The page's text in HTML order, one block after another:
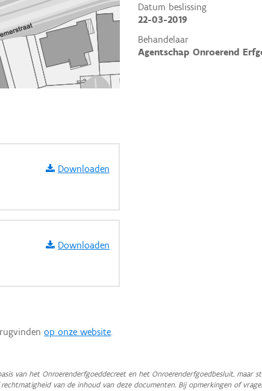
Datum beslissing
22-03-2019
Behandelaar
Agentschap Onroerend
Downloaden
Downloaden
op onze website.
van het Onroerenderfgoeddecreet en het Onroerenderfgoedbesluit, maar
van de inhoud van deze documenten. Bij opmerkingen of